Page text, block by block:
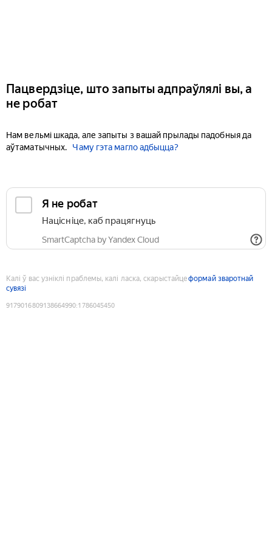
Пацвердзіце, што запыты адпраўлялі вы, а
не робат
Нам вельмі шкада, але запыты з вашай прылады падобныя да
аўтаматычных.
Чаму гэта магло адбыцца?
Я не робат
Націсніце, каб працягнуць
SmartCaptcha by Yandex Cloud
Калі ў вас узніклі праблемы, калі ласка, скарыстайцеформай зваротнай
сувязі
9179016809138664990:1786045450